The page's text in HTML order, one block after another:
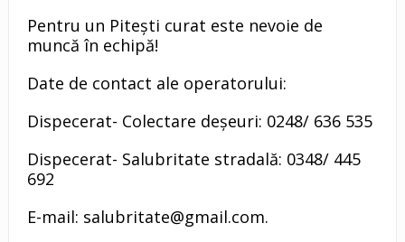
Pentru un Pitești curat este nevoie de
muncă în echipă!
Date de contact ale operatorului:
Dispecerat- Colectare deșeuri: 0248/ 636 535
Dispecerat- Salubritate stradală: 0348/ 445
692
E-mail: salubritate@gmail.com.